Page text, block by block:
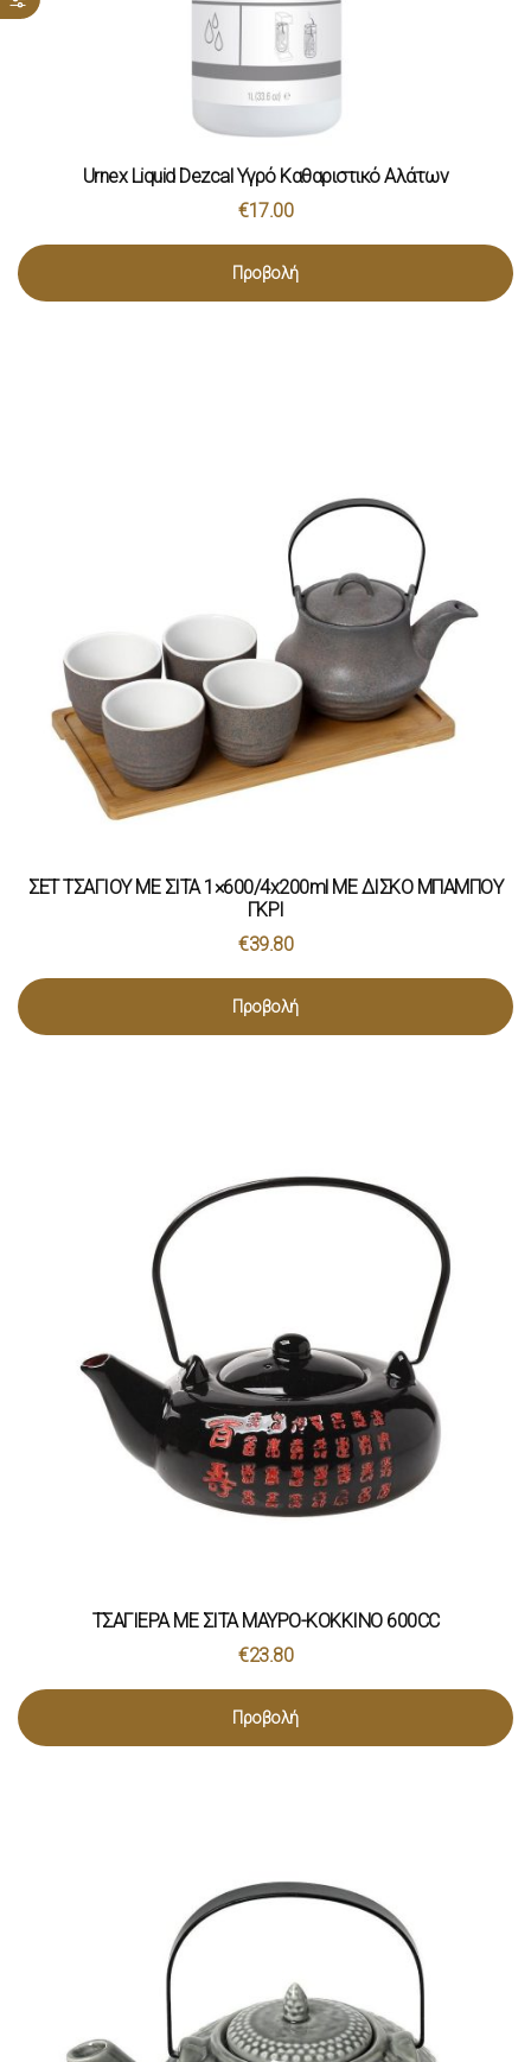
Urnex Liquid Dezcal Υγρό Καθαριστικό Αλάτων
€17.00
Προβολή
ΣΕΤ ΤΣΑΓΙΟΥ ΜΕ ΣΙΤΑ 1×600/4x200ml ΜΕ ΔΙΣΚΟ ΜΠΑΜΠΟΥ
ΓΚΡΙ
€39.80
Προβολή
ΤΣΑΓΙΕΡΑ ΜΕ ΣΙΤΑ ΜΑΥΡΟ-ΚΟΚΚΙΝΟ 600CC
€23.80
Προβολή